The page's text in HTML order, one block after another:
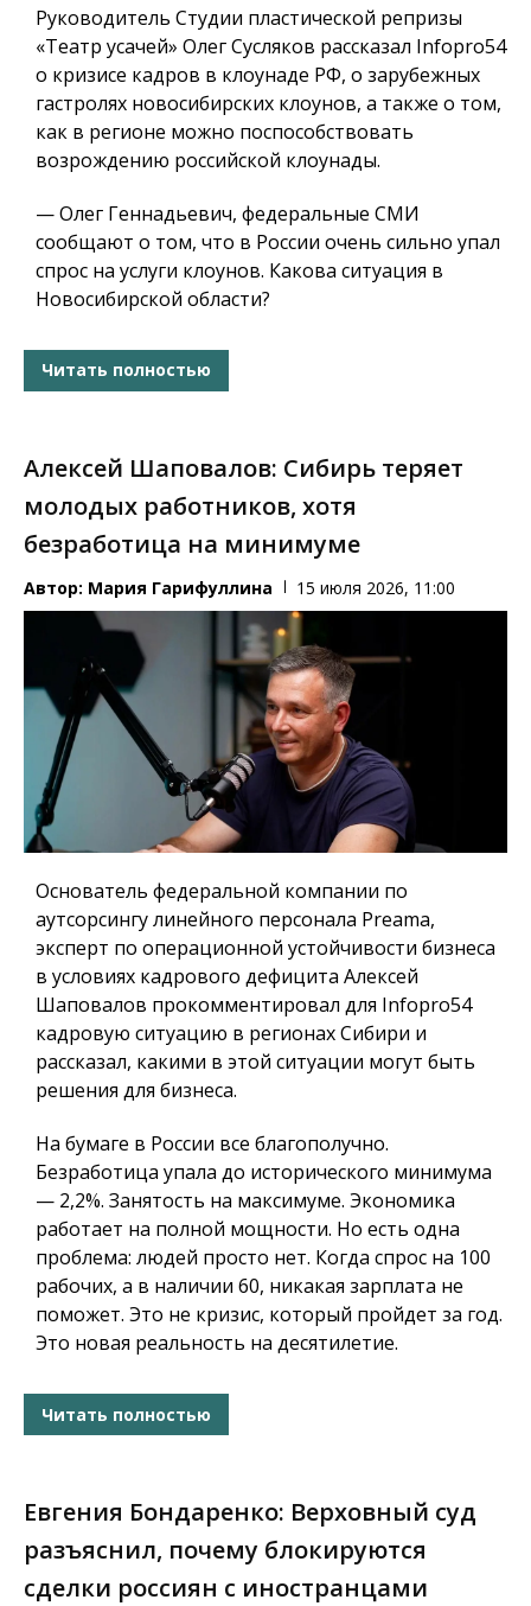
Руководитель Студии пластической репризы
«Театр усачей» Олег Сусляков рассказал Infopro54
о кризисе кадров в клоунаде РФ, о зарубежных
гастролях новосибирских клоунов, а также о том,
как в регионе можно поспособствовать
возрождению российской клоунады.
— Олег Геннадьевич, федеральные СМИ
сообщают о том, что в России очень сильно упал
спрос на услуги клоунов. Какова ситуация в
Новосибирской области?
Читать полностью
Алексей Шаповалов: Сибирь теряет
молодых работников, хотя
безработица на минимуме
Автор: Мария Гарифуллина 15 июля 2026, 11:00
Основатель федеральной компании по
аутсорсингу линейного персонала Preama,
эксперт по операционной устойчивости бизнеса
в условиях кадрового дефицита Алексей
Шаповалов прокомментировал для Infopro54
кадровую ситуацию в регионах Сибири и
рассказал, какими в этой ситуации могут быть
решения для бизнеса.
На бумаге в России все благополучно.
Безработица упала до исторического минимума
— 2,2%. Занятость на максимуме. Экономика
работает на полной мощности. Но есть одна
проблема: людей просто нет. Когда спрос на 100
рабочих, а в наличии 60, никакая зарплата не
поможет. Это не кризис, который пройдет за год.
Это новая реальность на десятилетие.
Читать полностью
Евгения Бондаренко: Верховный суд
разъяснил, почему блокируются
сделки россиян с иностранцами